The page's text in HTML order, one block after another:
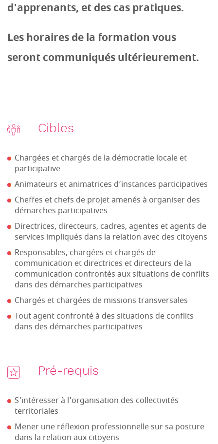
d'apprenants, et des cas pratiques.
Les horaires de la formation vous
seront communiqués ultérieurement.
Cibles
Chargées et chargés de la démocratie locale et
participative
Animateurs et animatrices d’instances participatives
Cheffes et chefs de projet amenés à organiser des
démarches participatives
Directrices, directeurs, cadres, agentes et agents de
services impliqués dans la relation avec des citoyens
Responsables, chargées et chargés de
communication et directrices et directeurs de la
communication confrontés aux situations de conflits
dans des démarches participatives
Chargés et chargées de missions transversales
Tout agent confronté à des situations de conflits
dans des démarches participatives
Pré-requis
S'intéresser à l'organisation des collectivités
territoriales
Mener une réflexion professionnelle sur sa posture
dans la relation aux citoyens